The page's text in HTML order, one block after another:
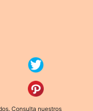
Consulta nuestros